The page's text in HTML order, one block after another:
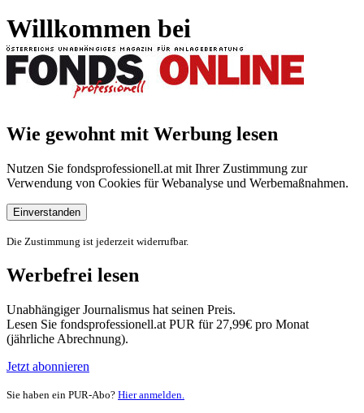
Willkommen bei
Wie gewohnt mit Werbung lesen
Nutzen Sie fondsprofessionell.at mit Ihrer Zustimmung zur
Verwendung von Cookies für Webanalyse und Werbemaßnahmen.
Einverstanden
Die Zustimmung ist jederzeit widerrufbar.
Werbefrei lesen
Unabhängiger Journalismus hat seinen Preis.
Lesen Sie fondsprofessionell.at PUR für 27,99€ pro Monat
(jährliche Abrechnung).
Jetzt abonnieren
Sie haben ein PUR-Abo? Hier anmelden.